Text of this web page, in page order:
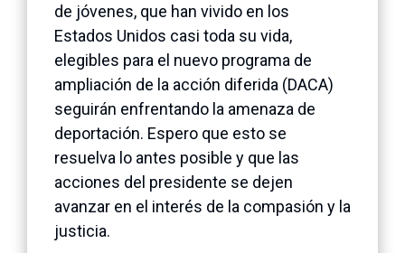
de jóvenes, que han vivido en los
Estados Unidos casi toda su vida,
elegibles para el nuevo programa de
ampliación de la acción diferida (DACA)
seguirán enfrentando la amenaza de
deportación. Espero que esto se
resuelva lo antes posible y que las
acciones del presidente se dejen
avanzar en el interés de la compasión y la
justicia.